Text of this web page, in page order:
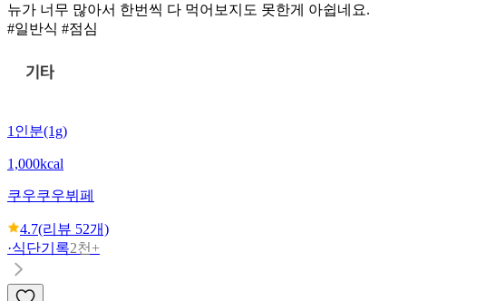
뉴가 너무 많아서 한번씩 다 먹어보지도 못한게 아쉽네요.
#일반식 #점심
1인분(1g)
1,000kcal
쿠우쿠우뷔페
4.7(리뷰 52개)
·식단기록2천+